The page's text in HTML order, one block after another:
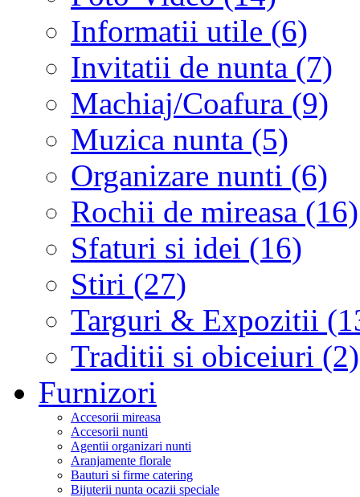
Informatii utile (6)
Invitatii de nunta (7)
Machiaj/Coafura (9)
Muzica nunta (5)
Organizare nunti (6)
Rochii de mireasa (16)
Sfaturi si idei (16)
Stiri (27)
Targuri & Expozitii
Traditii si obiceiuri (2)
Furnizori
Accesorii mireasa
Accesorii nunti
Agentii organizari nunti
Aranjamente florale
Bauturi si firme catering
Bijuterii nunta ocazii speciale